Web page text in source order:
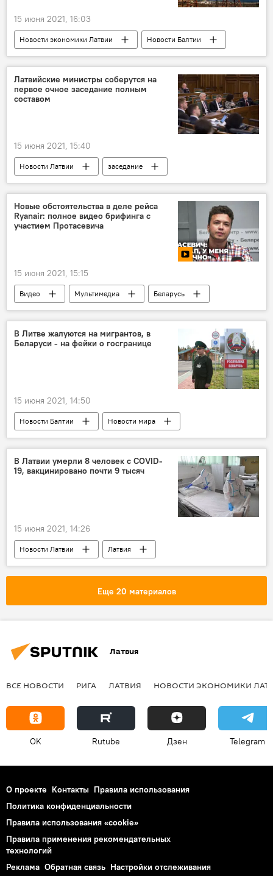
15 июня 2021, 16:03
Новости экономики Латвии
Новости Балтии
Латвия
Литва
БелАЭС
электроэнергия
Латвийские министры соберутся на
первое очное заседание полным
составом
15 июня 2021, 15:40
Новости Латвии
заседание
правительство Латвии
Новые обстоятельства в деле рейса
Ryanair: полное видео брифинга с
участием Протасевича
15 июня 2021, 15:15
Видео Мультимедиа
Беларусь
оппозиция
Инцидент с самолетом Ryanair
В Литве жалуются на мигрантов, в
Беларуси - на фейки о госгранице
15 июня 2021, 14:50
Новости Балтии
Новости мира
Беларусь
Литва граница
В Латвии умерли 8 человек с COVID-
19, вакцинировано почти 9 тысяч
15 июня 2021, 14:26
Новости Латвии
Латвия
коронавирус
Еще 20 материалов
Латвия
ВСЕ НОВОСТИ РИГА ЛАТВИЯ НОВОСТИ ЭКОНОМИКИ
OK Rutube Дзен Telegram
О проекте Контакты Правила использования
Политика конфиденциальности
Правила использования «cookie»
Правила применения рекомендательных
технологий
Реклама Обратная связь Настройки отслеживания